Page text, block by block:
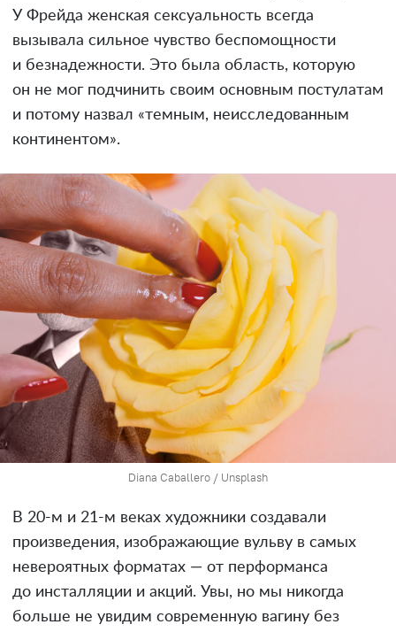
У Фрейда женская сексуальность всегда
вызывала сильное чувство беспомощности
и безнадежности. Это была область, которую
он не мог подчинить своим основным постулатам
и потому назвал «темным, неисследованным
континентом».
Diana Caballero / Unsplash
В 20-м и 21-м веках художники создавали
произведения, изображающие вульву в самых
невероятных форматах — от перформанса
до инсталляции и акций. Увы, но мы никогда
больше не увидим современную вагину без